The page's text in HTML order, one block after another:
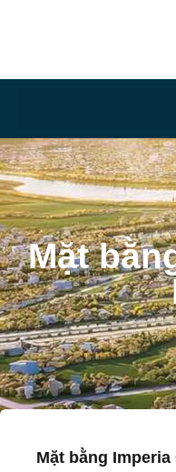
Mặt
Mặt bằng Imperia